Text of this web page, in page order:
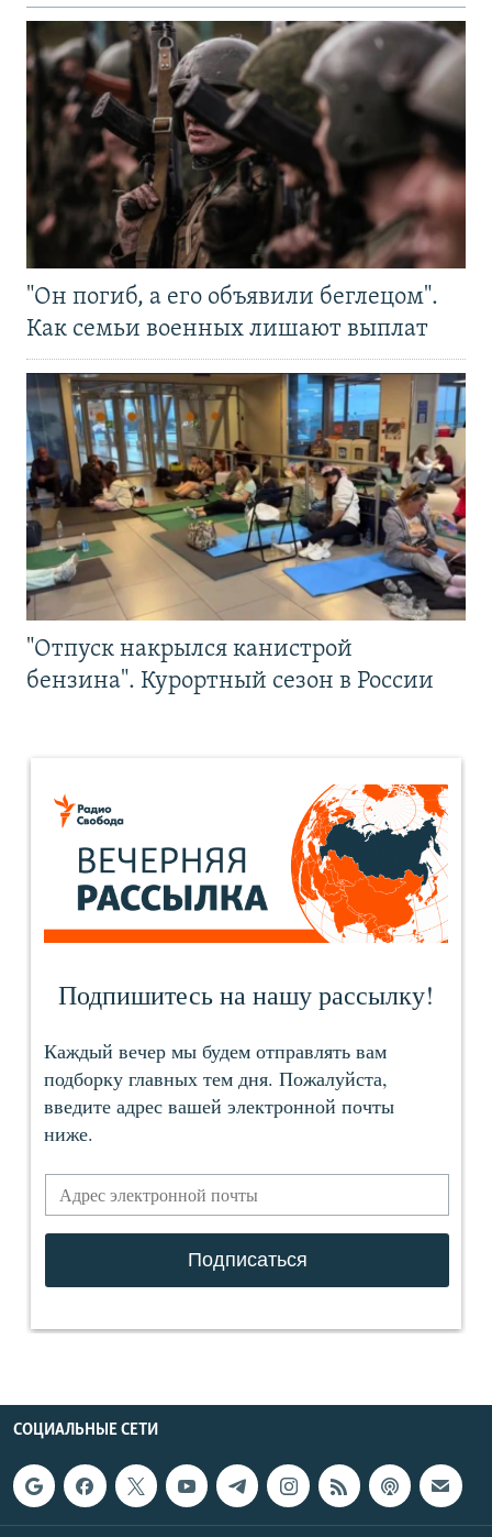
"Он погиб, а его объявили беглецом".
Как семьи военных лишают выплат
"Отпуск накрылся канистрой
бензина". Курортный сезон в России
СОЦИАЛЬНЫЕ СЕТИ